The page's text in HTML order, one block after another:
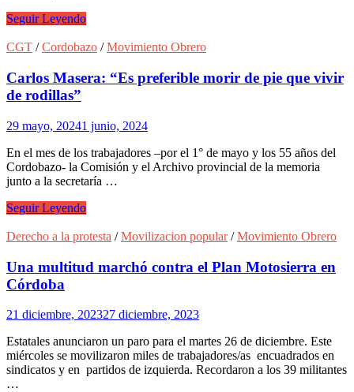
terrorismo
estado
La
metalúrgica
Seguir Leyendo
CGT /Cordobazo /Movimiento Obrero
Carlos Masera: “Es preferible morir de pie que vivir
de rodillas”
29 mayo, 20241 junio, 2024
En el mes de los trabajadores –por el 1° de mayo y los 55 años del
Cordobazo- la Comisión y el Archivo provincial de la memoria
junto a la secretaría …
Carlos
“Es
morir
de
pie
vivir
de
rodillas”
Seguir Leyendo
Derecho a la protesta /Movilizacion popular/Movimiento Obrero
Una multitud marchó contra el Plan Motosierra en
Córdoba
21 diciembre, 202327 diciembre, 2023
Estatales anunciaron un paro para el martes 26 de diciembre. Este
miércoles se movilizaron miles de trabajadores/as encuadrados en
sindicatos y en partidos de izquierda. Recordaron a los 39 militantes
…